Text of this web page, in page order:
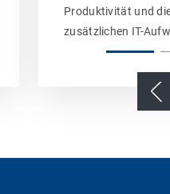
Produktivität und
zusätzlichen IT-